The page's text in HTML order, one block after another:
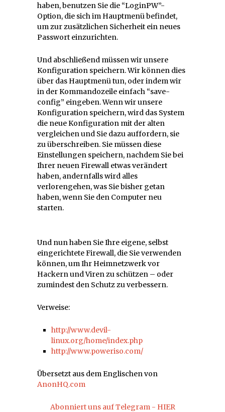
haben, benutzen Sie die “LoginPW”-
Option, die sich im Hauptmenü befindet,
um zur zusätzlichen Sicherheit ein neues
Passwort einzurichten.
Und abschließend müssen wir unsere
Konfiguration speichern. Wir können dies
über das Hauptmenü tun, oder indem wir
in der Kommandozeile einfach “save-
config” eingeben. Wenn wir unsere
Konfiguration speichern, wird das System
die neue Konfiguration mit der alten
vergleichen und Sie dazu auffordern, sie
zu überschreiben. Sie müssen diese
Einstellungen speichern, nachdem Sie bei
Ihrer neuen Firewall etwas verändert
haben, andernfalls wird alles
verlorengehen, was Sie bisher getan
haben, wenn Sie den Computer neu
starten.
Und nun haben Sie Ihre eigene, selbst
eingerichtete Firewall, die Sie verwenden
können, um Ihr Heimnetzwerk vor
Hackern und Viren zu schützen – oder
zumindest den Schutz zu verbessern.
Verweise:
http://www.devil-
linux.org/home/index.php
http://www.poweriso.com/
Übersetzt aus dem Englischen von
AnonHQ.com
Abonniert uns auf Telegram - HIER